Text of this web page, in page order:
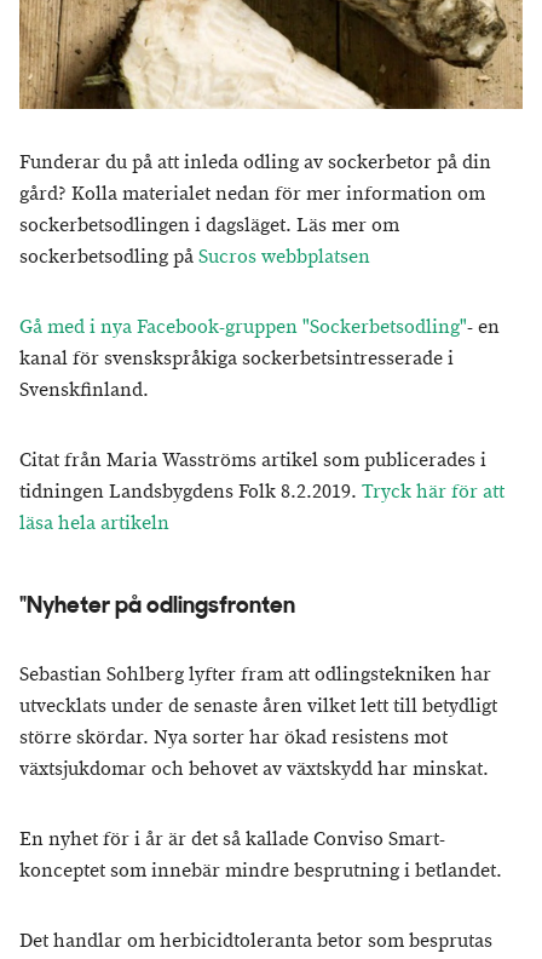
Funderar du på att inleda odling av sockerbetor på din
gård? Kolla materialet nedan för mer information om
sockerbetsodlingen i dagsläget. Läs mer om
sockerbetsodling påSucros webbplatsen
Gå med i nya Facebook-gruppen "Sockerbetsodling"- en
kanal för svenskspråkiga sockerbetsintresserade i
Svenskfinland.
Citat från Maria Wasströms artikel som publicerades i
tidningen Landsbygdens Folk 8.2.2019. Tryck här för att
läsa hela artikeln
"Nyheter på odlingsfronten
Sebastian Sohlberg lyfter fram att odlingstekniken har
utvecklats under de senaste åren vilket lett till betydligt
större skördar. Nya sorter har ökad resistens mot
växtsjukdomar och behovet av växtskydd har minskat.
En nyhet för i år är det så kallade Conviso Smart-
konceptet som innebär mindre besprutning i betlandet.
Det handlar om herbicidtoleranta betor som besprutas